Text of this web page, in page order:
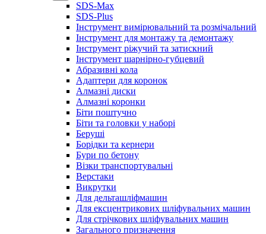
SDS-Max
SDS-Plus
Інструмент вимірювальний та розмічальний
Інструмент для монтажу та демонтажу
Інструмент ріжучий та затискний
Інструмент шарнірно-губцевий
Абразивні кола
Адаптери для коронок
Алмазні диски
Алмазні коронки
Біти поштучно
Біти та головки у наборі
Беруші
Борідки та кернери
Бури по бетону
Візки транспортувальні
Верстаки
Викрутки
Для дельташліфмашин
Для ексцентрикових шліфувальних машин
Для стрічкових шліфувальних машин
Загального призначення